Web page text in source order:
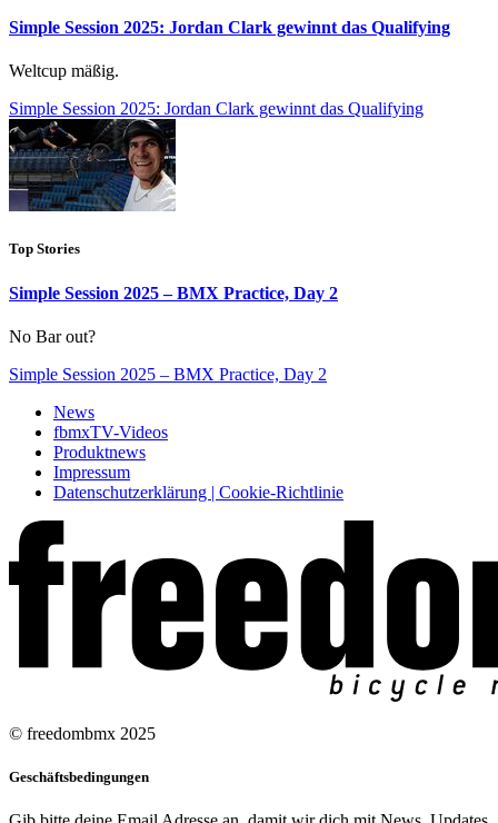
Simple Session 2025: Jordan Clark gewinnt das Qualifying
Weltcup mäßig.
Simple Session 2025: Jordan Clark gewinnt das Qualifying
Top Stories
Simple Session 2025 – BMX Practice, Day 2
No Bar out?
Simple Session 2025 – BMX Practice, Day 2
News
fbmxTV-Videos
Produktnews
Impressum
Datenschutzerklärung | Cookie-Richtlinie
© freedombmx 2025
Geschäftsbedingungen